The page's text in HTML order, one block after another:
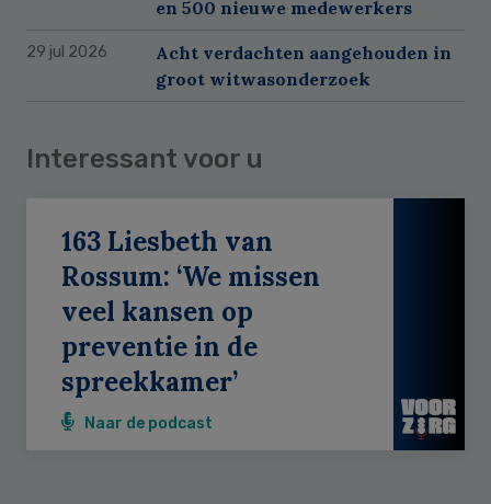
en 500 nieuwe medewerkers
29 jul 2026
Acht verdachten aangehouden in
groot witwasonderzoek
Interessant voor u
163 Liesbeth van
Rossum: ‘We missen
veel kansen op
preventie in de
spreekkamer’
Naar de podcast